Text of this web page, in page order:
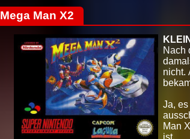
Mega Man X2
Nach
nicht.
Ja,
Man
ist.